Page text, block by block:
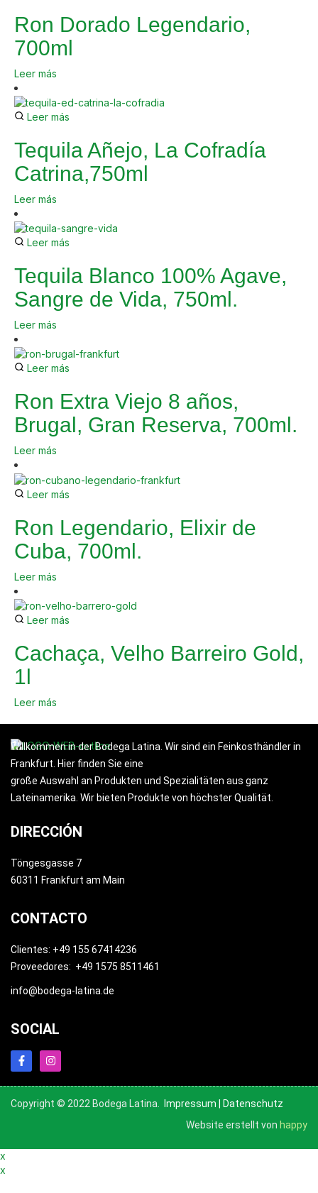
Ron Dorado Legendario,
700ml
Leer más
Leer más
Tequila Añejo, La Cofradía
Catrina,750ml
Leer más
Leer más
Tequila Blanco 100% Agave,
Sangre de Vida, 750ml.
Leer más
Leer más
Ron Extra Viejo 8 años,
Brugal, Gran Reserva, 700ml.
Leer más
Leer más
Ron Legendario, Elixir de
Cuba, 700ml.
Leer más
Leer más
Cachaça, Velho Barreiro Gold,
1l
Leer más
Willkommen in der Bodega Latina. Wir sind ein Feinkosthändler in
Frankfurt. Hier finden Sie eine
große Auswahl an Produkten und Spezialitäten aus ganz
Lateinamerika. Wir bieten Produkte von höchster Qualität.
DIRECCIÓN
Töngesgasse 7
60311 Frankfurt am Main
CONTACTO
Clientes: +49 155 67414236
Proveedores: +49 1575 8511461
info@bodega-latina.de
SOCIAL
Copyright © 2022 Bodega Latina. Impressum
Datenschutz
Website erstellt von happy
x
x